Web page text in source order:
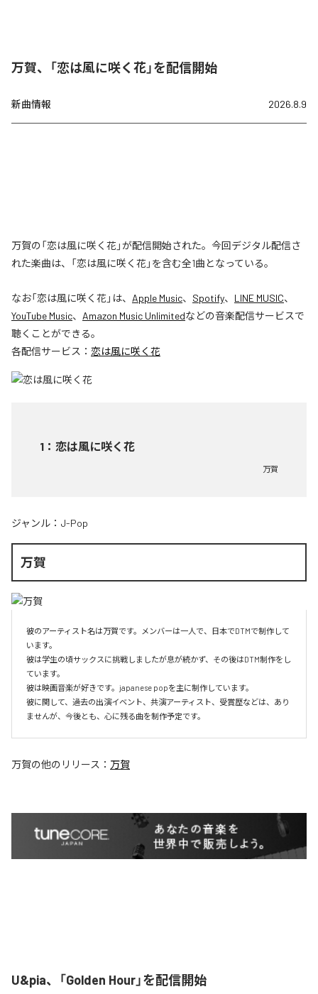
万賀、「恋は風に咲く花」を配信開始
新曲情報 2026.8.9
万賀の「恋は風に咲く花」が配信開始された。今回デジタル配信さ
れた楽曲は、「恋は風に咲く花」を含む全1曲となっている。
なお「恋は風に咲く花」は、 Apple Music、 Spotify、 LINE MUSIC、
YouTube Music、 Amazon Music Unlimitedなどの音楽配信サービスで
聴くことができる。
各配信サービス： 恋は風に咲く花
1 ： 恋は風に咲く花
万賀
ジャンル： J-Pop
万賀
彼のアーティスト名は万賀です。メンバーは一人で、日本でDTMで制作して
います。
彼は学生の頃サックスに挑戦しましたが息が続かず、その後はDTM制作をし
ています。
彼は映画音楽が好きです。japanese popを主に制作しています。
彼に関して、過去の出演イベント、共演アーティスト、受賞歴などは、あり
ませんが、今後とも、心に残る曲を制作予定です。
万賀の他のリリース： 万賀
U&pia、「Golden Hour」を配信開始